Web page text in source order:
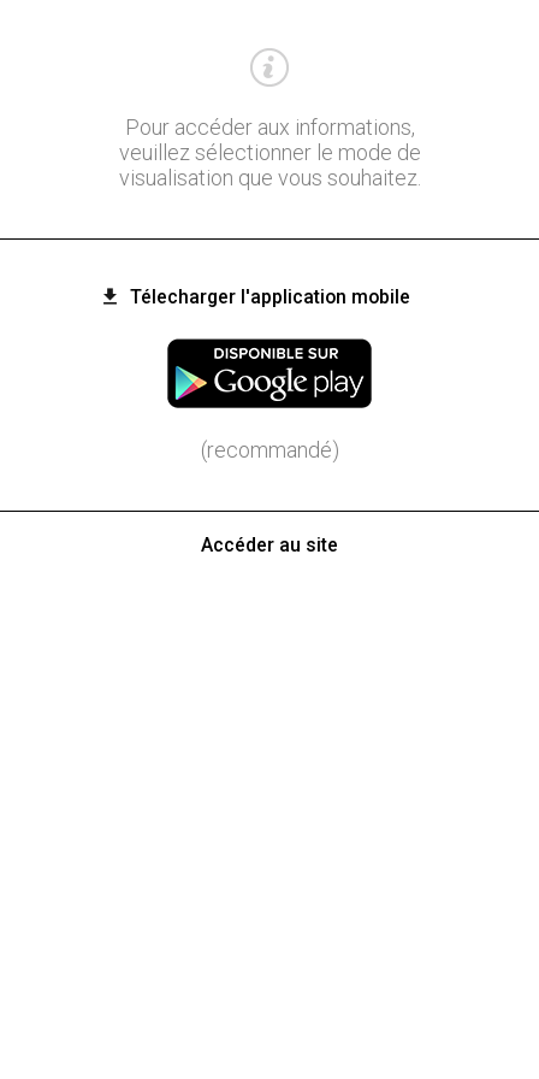
Pour accéder aux informations,
veuillez sélectionner le mode de
visualisation que vous souhaitez.
Télecharger l'application mobile
(recommandé)
Accéder au site